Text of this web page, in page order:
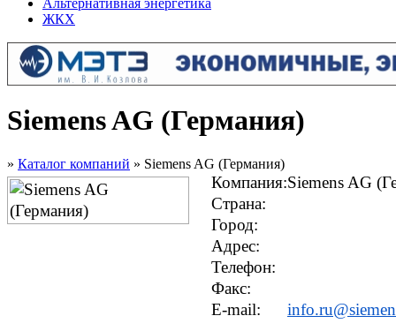
Альтернативная энергетика
ЖКХ
Siemens AG (Германия)
» Каталог компаний » Siemens AG (Германия)
Компания:Siemens AG
Страна:
Город:
Адрес:
Телефон:
Факс:
E-mail: